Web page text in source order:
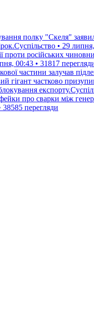
полку "Скеля"
• 29
російських
00:43 • 31817
частини залучав
гігант частково
про сварки між
перегляди